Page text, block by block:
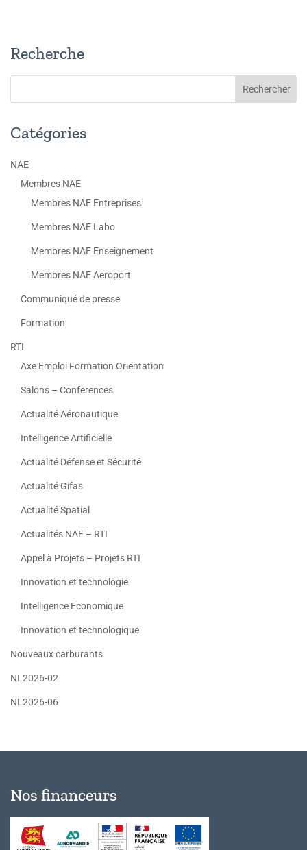
Recherche
Catégories
NAE
Membres NAE
Membres NAE Entreprises
Membres NAE Labo
Membres NAE Enseignement
Membres NAE Aeroport
Communiqué de presse
Formation
RTI
Axe Emploi Formation Orientation
Salons – Conferences
Actualité Aéronautique
Intelligence Artificielle
Actualité Défense et Sécurité
Actualité Gifas
Actualité Spatial
Actualités NAE – RTI
Appel à Projets – Projets RTI
Innovation et technologie
Intelligence Economique
Innovation et technologique
Nouveaux carburants
NL2026-02
NL2026-06
Nos financeurs